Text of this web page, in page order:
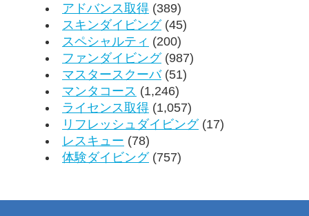
アドバンス取得 (389)
スキンダイビング(45)
スペシャルティ (200)
ファンダイビング(987)
マスタースクーバ(51)
マンタコース (1,246)
ライセンス取得 (1,057)
リフレッシュダイビング(17)
レスキュー (78)
体験ダイビング(757)